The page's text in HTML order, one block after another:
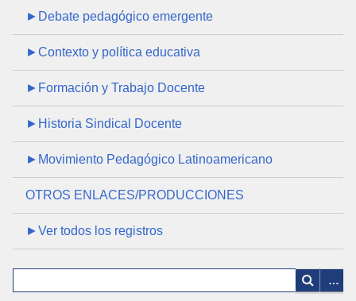
►Debate pedagógico emergente
►Contexto y política educativa
►Formación y Trabajo Docente
►Historia Sindical Docente
►Movimiento Pedagógico Latinoamericano
OTROS ENLACES/PRODUCCIONES
►Ver todos los registros